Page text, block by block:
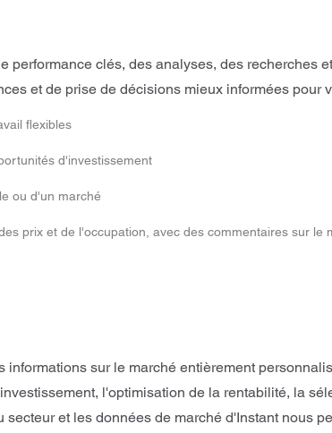
performance clés, des analyses, des recherches
et de prise de décisions mieux informées pour
flexibles
d'investissement
ou d'un marché
prix et de l'occupation, avec des commentaires sur le
sur le marché entièrement
l'optimisation de la rentabilité, la
et les données de marché d'Instant nous